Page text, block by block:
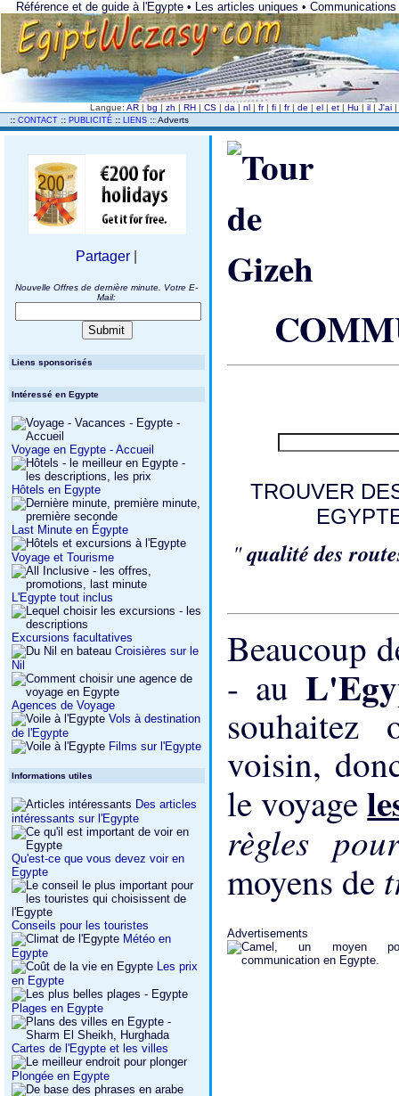
Référence et de guide à l'Egypte • Les articles uniques •
Langue:AR |bg |zh |RH |CS |da |nl |fr |fi |fr |de |el |et |Hu |il |J'ai
:: CONTACT :: PUBLICITÉ :: LIENS :: Adverts
Partager
Nouvelle Offres de dernière minute. Votre E-
Mail:
Liens sponsorisés
Intéressé en Egypte
Voyage en Egypte - Accueil
Hôtels en Egypte
Last Minute en Égypte
Voyage et Tourisme
L'Egypte tout inclus
Excursions facultatives
Croisières sur le
Nil
Agences de Voyage
Vols à destination
de l'Egypte
Films sur l'Egypte
Informations utiles
Des articles
intéressants sur l'Egypte
Qu'est-ce que vous devez voir en
Egypte
Conseils pour les touristes
Météo en
Egypte
Les prix
en Egypte
Plages en Egypte
Cartes de l'Egypte et les villes
Plongée en Egypte
TROUVER
"qualité des
Beaucoup
- au
souhaitez
voisin,
le voyage
règles
moyens de
Advertisements